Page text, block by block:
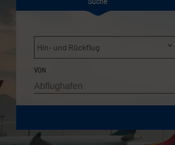
Hin- und Rückflug
VON